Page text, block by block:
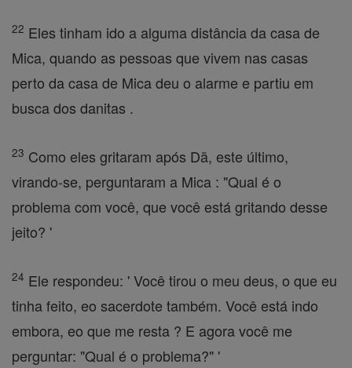
22 Eles tinham ido a alguma distância da casa de
Mica, quando as pessoas que vivem nas casas
perto da casa de Mica deu o alarme e partiu em
busca dos danitas .
23 Como eles gritaram após Dã, este último,
virando-se, perguntaram a Mica : "Qual é o
problema com você, que você está gritando desse
jeito? '
24 Ele respondeu: ' Você tirou o meu deus, o que eu
tinha feito, eo sacerdote também. Você está indo
embora, eo que me resta ? E agora você me
perguntar: "Qual é o problema?" '